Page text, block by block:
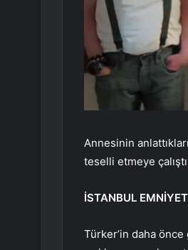
Annesinin
teselli etmeye
İSTANBUL
Türker’in daha